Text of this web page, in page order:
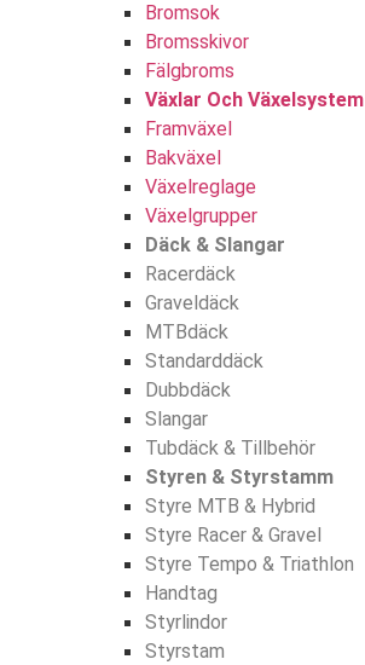
Bromsok
Bromsskivor
Fälgbroms
Växlar Och Växelsystem
Framväxel
Bakväxel
Växelreglage
Växelgrupper
Däck & Slangar
Racerdäck
Graveldäck
MTBdäck
Standarddäck
Dubbdäck
Slangar
Tubdäck & Tillbehör
Styren & Styrstamm
Styre MTB & Hybrid
Styre Racer & Gravel
Styre Tempo & Triathlon
Handtag
Styrlindor
Styrstam